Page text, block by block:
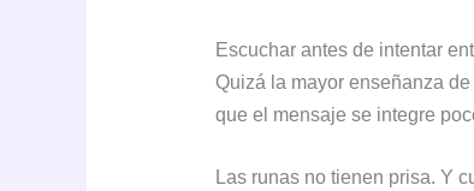
Escuchar antes de intentar
Quizá la mayor enseñanza
que el mensaje se integre
Las runas no tienen prisa. Y